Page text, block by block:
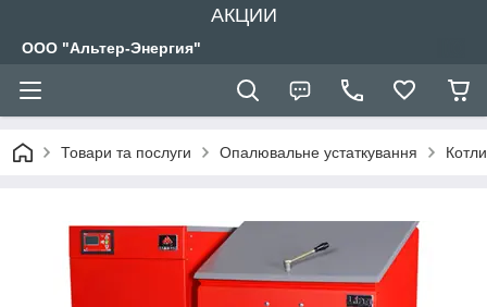
АКЦИИ
ООО "Альтер-Энергия"
Товари та послуги Опалювальне устаткування Котли